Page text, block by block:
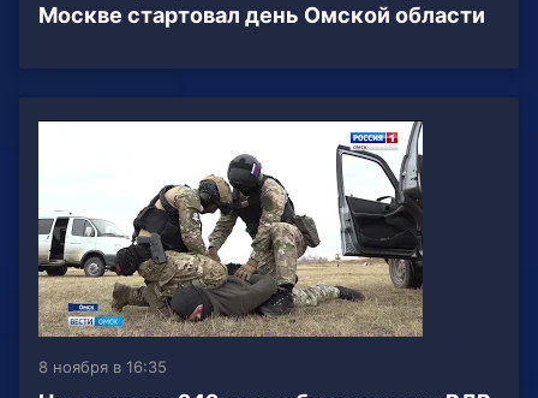
Москве стартовал день Омской области
8 ноября в 16:35